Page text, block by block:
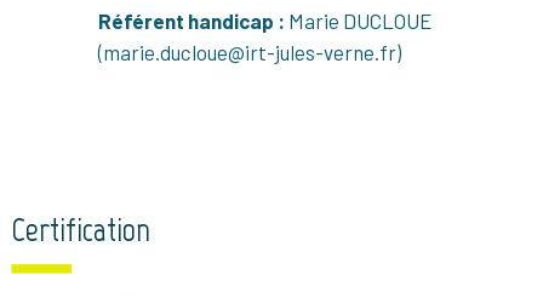
Référent handicap : Marie DUCLOUE
(marie.ducloue@irt-jules-verne.fr)
Certification